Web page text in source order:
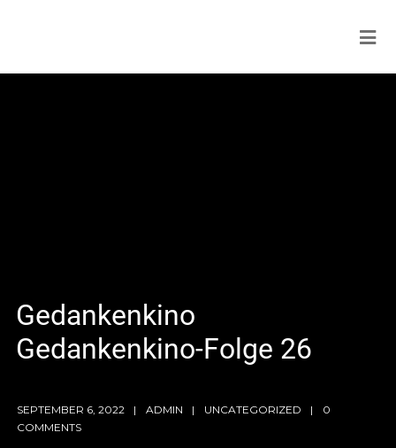
Gedankenkino
Gedankenkino-Folge 26
SEPTEMBER 6, 2022 ADMIN UNCATEGORIZED
0
COMMENTS